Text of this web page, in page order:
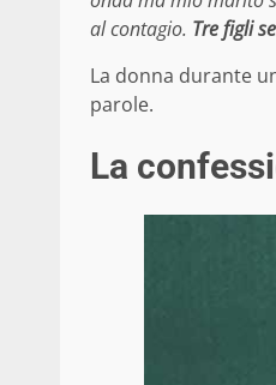
al contagio. Tre figli
La donna durante
parole.
La